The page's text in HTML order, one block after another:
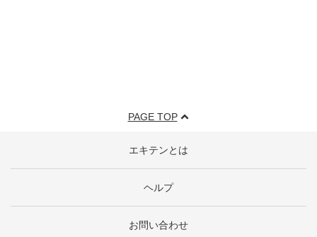
PAGE TOP
エキテンとは
ヘルプ
お問い合わせ